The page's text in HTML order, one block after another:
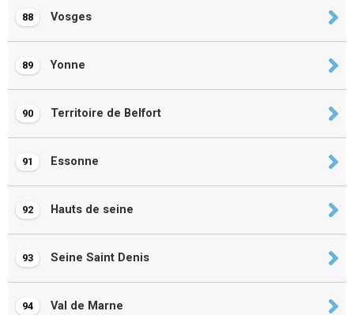
88 Vosges
89 Yonne
90 Territoire de Belfort
91 Essonne
92 Hauts de seine
93 Seine Saint Denis
94 Val de Marne